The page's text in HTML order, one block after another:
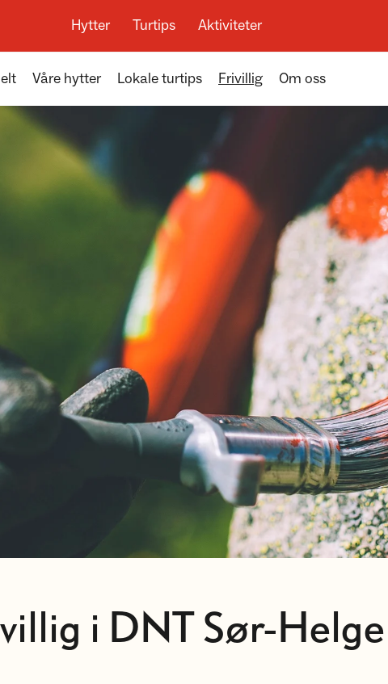
Hytter Turtips Aktiviteter
Våre hytter Lokale turtips Frivillig Om oss
i DNT Sør-